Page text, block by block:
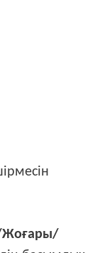
Жоғары/